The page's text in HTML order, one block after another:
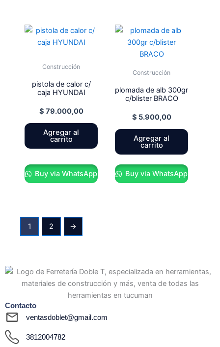
Construcción
pistola de calor c/
caja HYUNDAI
$ 79.000,00
Agregar al
carrito
Buy via WhatsApp
Construcción
plomada de alb 300gr
c/blister BRACO
$ 5.900,00
Agregar al
carrito
Buy via WhatsApp
1 2 →
Contacto
ventasdoblet@gmail.com
3812004782